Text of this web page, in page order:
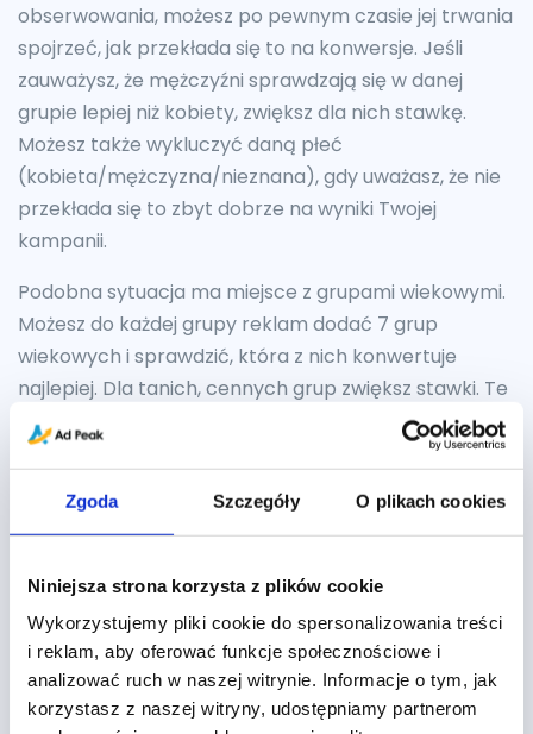
Zgoda Szczegóły O plikach cookies
Niniejsza strona korzysta z plików cookie
Wykorzystujemy pliki cookie do spersonalizowania treści
i reklam, aby oferować funkcje społecznościowe i
analizować ruch w naszej witrynie. Informacje o tym, jak
korzystasz z naszej witryny, udostępniamy partnerom
obserwowania, możesz po pewnym czasie jej trwania
spojrzeć, jak przekłada się to na konwersje. Jeśli
zauważysz, że mężczyźni sprawdzają się w danej
grupie lepiej niż kobiety, zwiększ dla nich stawkę.
Możesz także wykluczyć daną płeć
(kobieta/mężczyzna/nieznana), gdy uważasz, że nie
przekłada się to zbyt dobrze na wyniki Twojej
kampanii.
Podobna sytuacja ma miejsce z grupami wiekowymi.
Możesz do każdej grupy reklam dodać 7 grup
wiekowych i sprawdzić, która z nich konwertuje
najlepiej. Dla tanich, cennych grup zwiększ stawki. Te
grupy, które nie konwertują, wyklucz lub obniż im
stawki, aby nie marnować założonego budżetu.
Dostosowanie stawek do